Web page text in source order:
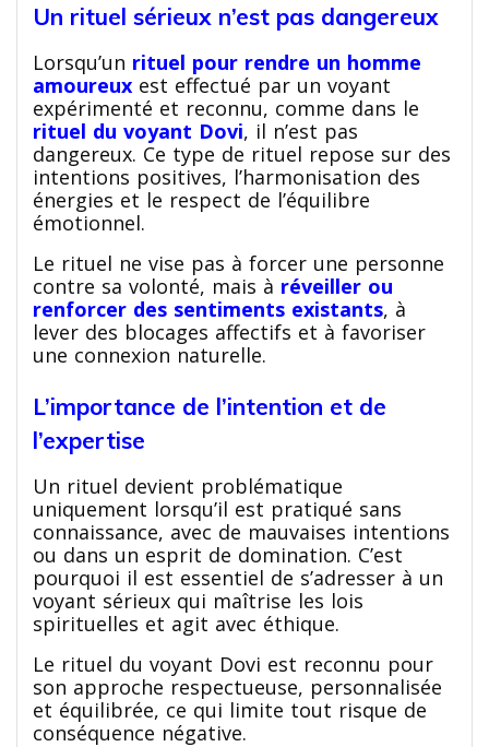
Un rituel sérieux n’est pas dangereux
Lorsqu’un rituel pour rendre un homme
amoureux est effectué par un voyant
expérimenté et reconnu, comme dans le
rituel du voyant Dovi, il n’est pas
dangereux. Ce type de rituel repose sur des
intentions positives, l’harmonisation des
énergies et le respect de l’équilibre
émotionnel.
Le rituel ne vise pas à forcer une personne
contre sa volonté, mais à réveiller ou
renforcer des sentiments existants, à
lever des blocages affectifs et à favoriser
une connexion naturelle.
L’importance de l’intention et de
l’expertise
Un rituel devient problématique
uniquement lorsqu’il est pratiqué sans
connaissance, avec de mauvaises intentions
ou dans un esprit de domination. C’est
pourquoi il est essentiel de s’adresser à un
voyant sérieux qui maîtrise les lois
spirituelles et agit avec éthique.
Le rituel du voyant Dovi est reconnu pour
son approche respectueuse, personnalisée
et équilibrée, ce qui limite tout risque de
conséquence négative.